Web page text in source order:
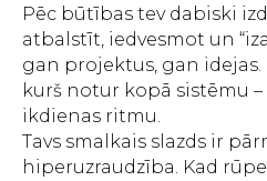
Pēc būtības tev dabiski
atbalstīt, iedvesmot un
gan projektus, gan idejas.
kurš notur kopā sistēmu
ikdienas ritmu.
Tavs smalkais slazds ir
hiperuzraudzība. Kad